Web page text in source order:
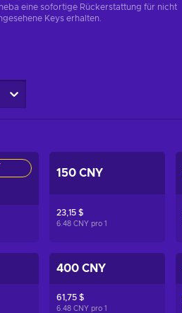
eine sofortige Rückerstattung für nicht
Keys erhalten.
150 CNY
23,15 $
6.48 CNY pro 1
400 CNY
61,75 $
6.48 CNY pro 1